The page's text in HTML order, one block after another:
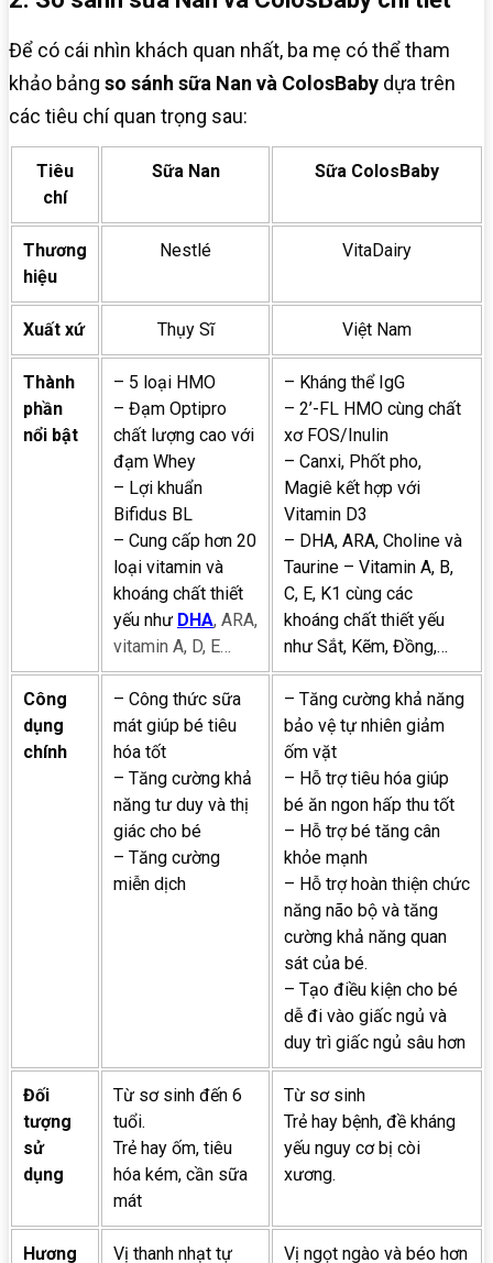
Để có cái nhìn khách quan nhất, ba mẹ có thể tham
khảo bảng so sánh sữa Nan và ColosBaby dựa trên
các tiêu chí quan trọng sau:
Tiêu
chí
Sữa Nan Sữa ColosBaby
Thương
hiệu
Nestlé VitaDairy
Xuất xứ Thụy Sĩ Việt Nam
Thành
phần
nổi bật
– 5 loại HMO
– Đạm Optipro
chất lượng cao với
đạm Whey
– Lợi khuẩn
Bifidus BL
– Cung cấp hơn 20
loại vitamin và
khoáng chất thiết
yếu như DHA, ARA,
vitamin A, D, E…
– Kháng thể IgG
– 2’-FL HMO cùng chất
xơ FOS/Inulin
– Canxi, Phốt pho,
Magiê kết hợp với
Vitamin D3
– DHA, ARA, Choline và
Taurine – Vitamin A, B,
C, E, K1 cùng các
khoáng chất thiết yếu
như Sắt, Kẽm, Đồng,…
Công
dụng
chính
– Công thức sữa
mát giúp bé tiêu
hóa tốt
– Tăng cường khả
năng tư duy và thị
giác cho bé
– Tăng cường
miễn dịch
– Tăng cường khả năng
bảo vệ tự nhiên giảm
ốm vặt
– Hỗ trợ tiêu hóa giúp
bé ăn ngon hấp thu tốt
– Hỗ trợ bé tăng cân
khỏe mạnh
– Hỗ trợ hoàn thiện chức
năng não bộ và tăng
cường khả năng quan
sát của bé.
– Tạo điều kiện cho bé
dễ đi vào giấc ngủ và
duy trì giấc ngủ sâu hơn
Đối
tượng
sử
dụng
Từ sơ sinh đến 6
tuổi.
Trẻ hay ốm, tiêu
hóa kém, cần sữa
mát
Từ sơ sinh
Trẻ hay bệnh, đề kháng
yếu nguy cơ bị còi
xương.
Hương
Vị thanh nhạt tự
Vị ngọt ngào và béo hơn